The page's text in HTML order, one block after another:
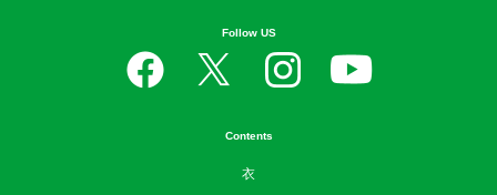
Follow US
Contents
衣